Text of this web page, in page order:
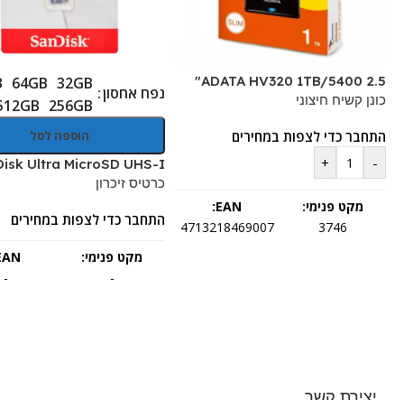
ADATA HV320 1TB/5400 2.5"
כונן קשיח חיצוני
התחבר כדי לצפות במחירים
-
+
מקט פנימי:
3746
EAN:
4713218469007
נפח אחסון
32GB
64GB
256GB
הוספה לסל
Ultra MicroSD UHS-I
כרטיס זיכרון
התחבר כדי לצפות במחירים
מקט פנימי:
-
-